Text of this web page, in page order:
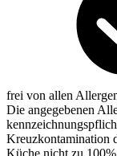
frei von allen
Die angegebenen
Kreuzkontamination